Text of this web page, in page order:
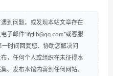
到问题，或发现本站文章存在
子邮件“lfglib@qq.com”或客服
时间回复您、协助您解决问
，任何个人或组织在未征得本
、发布本馆内容到任何网站、